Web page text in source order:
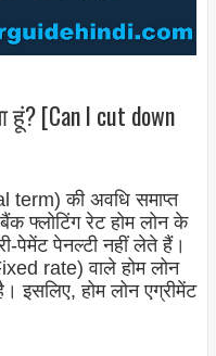
[Can I cut down
term) की अवधि समाप्त
फ्लोटिंग रेट होम लोन के
पेमेंट पेनल्टी नहीं लेते हैं।
rate) वाले होम लोन
इसलिए, होम लोन एग्रीमेंट